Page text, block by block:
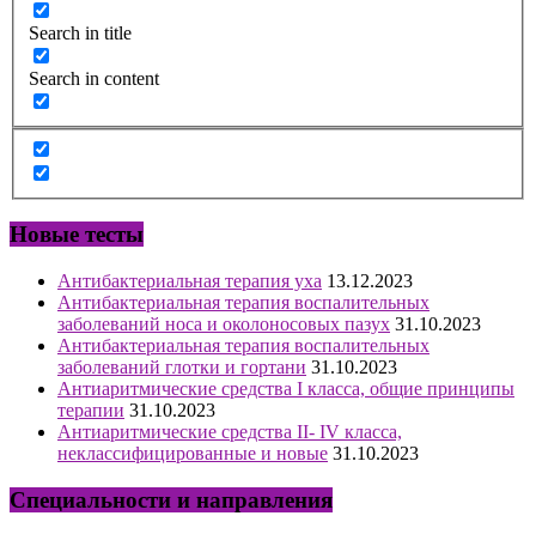
Search in title
Search in content
Новые тесты
Антибактериальная терапия уха 13.12.2023
Антибактериальная терапия воспалительных
заболеваний носа и околоносовых пазух 31.10.2023
Антибактериальная терапия воспалительных
заболеваний глотки и гортани 31.10.2023
Антиаритмические средства I класса, общие принципы
терапии 31.10.2023
Антиаритмические средства II- IV класса,
неклассифицированные и новые 31.10.2023
Специальности и направления